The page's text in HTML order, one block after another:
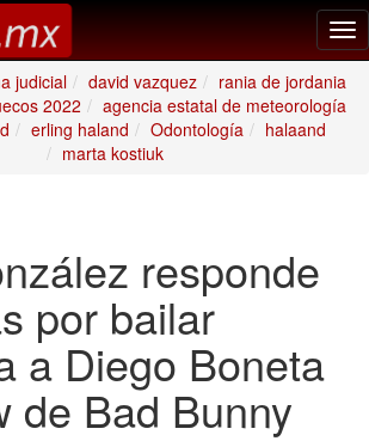
judicial
david vazquez
rania de jordania
2022
agencia estatal de meteorología
erling haland Odontología
halaand
marta kostiuk
responde
por bailar
a Diego Boneta
de Bad Bunny